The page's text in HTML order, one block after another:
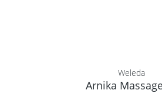
Weleda
Arnika